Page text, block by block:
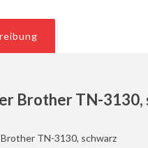
Brother TN-3130,
TN-3130, schwarz